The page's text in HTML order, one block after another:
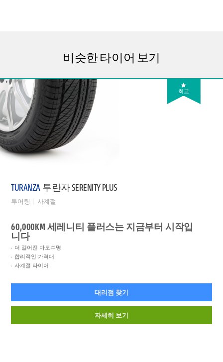
비슷한 타이어 보기
최고
TURANZA 투란자 SERENITY PLUS
투어링 사계절
60,000KM 세레니티 플러스는 지금부터 시작입
니다
더 길어진 마모수명
합리적인 가격대
사계절 타이어
대리점 찾기
자세히 보기